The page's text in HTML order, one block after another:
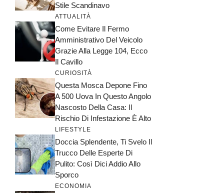
Stile Scandinavo
ATTUALITÀ
Come Evitare Il Fermo
Amministrativo Del Veicolo
Grazie Alla Legge 104, Ecco
Il Cavillo
CURIOSITÀ
Questa Mosca Depone Fino
A 500 Uova In Questo Angolo
Nascosto Della Casa: Il
Rischio Di Infestazione È Alto
LIFESTYLE
Doccia Splendente, Ti Svelo Il
Trucco Delle Esperte Di
Pulito: Così Dici Addio Allo
Sporco
ECONOMIA